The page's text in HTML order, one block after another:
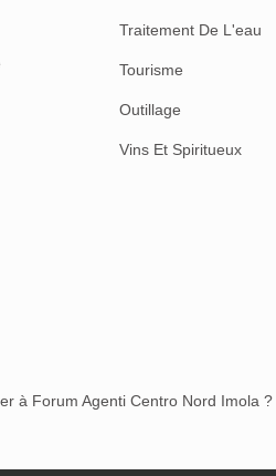
Traitement De L'eau
Tourisme
Outillage
Vins Et Spiritueux
à Forum Agenti Centro Nord Imola ?